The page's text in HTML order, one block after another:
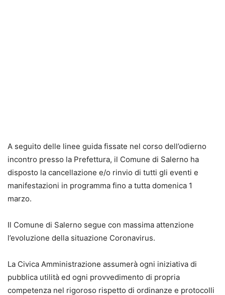
A seguito delle linee guida fissate nel corso dell’odierno
incontro presso la Prefettura, il Comune di Salerno ha
disposto la cancellazione e/o rinvio di tutti gli eventi e
manifestazioni in programma fino a tutta domenica 1
marzo.
Il Comune di Salerno segue con massima attenzione
l’evoluzione della situazione Coronavirus.
La Civica Amministrazione assumerà ogni iniziativa di
pubblica utilità ed ogni provvedimento di propria
competenza nel rigoroso rispetto di ordinanze e protocolli